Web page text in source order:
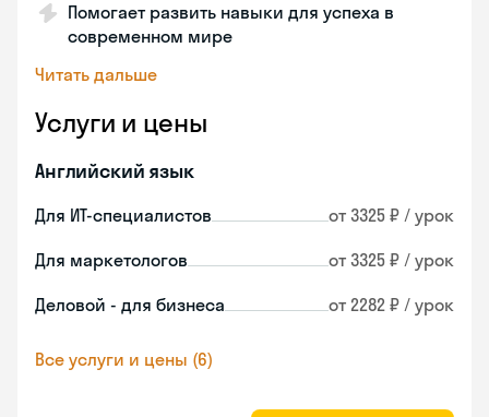
Помогает развить навыки для успеха в
современном мире
Читать дальше
Услуги и цены
Английский язык
Для ИТ-специалистов от 3325 ₽ / урок
Для маркетологов от 3325 ₽ / урок
Деловой - для бизнеса от 2282 ₽ / урок
Все услуги и цены (6)